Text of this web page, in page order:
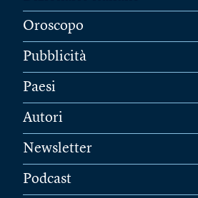
Oroscopo
Pubblicità
Paesi
Autori
Newsletter
Podcast